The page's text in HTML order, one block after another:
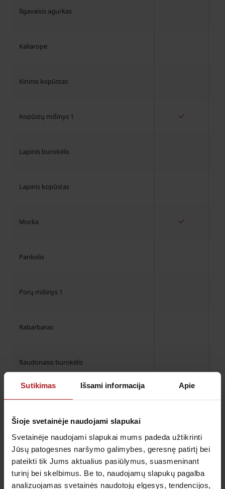
Sutikimas Išsami informacija Apie
Šioje svetainėje naudojami slapukai
Svetainėje naudojami slapukai mums padeda užtikrinti
Jūsų patogesnes naršymo galimybes, geresnę patirtį bei
pateikti tik Jums aktualius pasiūlymus, suasmeninant
turinį bei skelbimus. Be to, naudojamų slapukų pagalba
analizuojamas svetainės naudotojų elgesys, tendencijos,
Ilgavaisis agurkas
Kaliaropė
Kininis kopūstas
Kopūstų mišinys 1 ✓
Lapinis burokėlis
Lapinis kopūstas
Morka ✓
Pankolis
Porų mišinys 1
Rabarbaras
Raudonasis burokėlis
Raudonasis gūžinis kopūstas